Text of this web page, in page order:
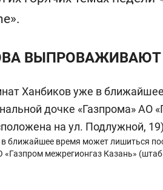
ближайшее время может лишиться
«Газпром межрегионгаз Казань»
для меня это